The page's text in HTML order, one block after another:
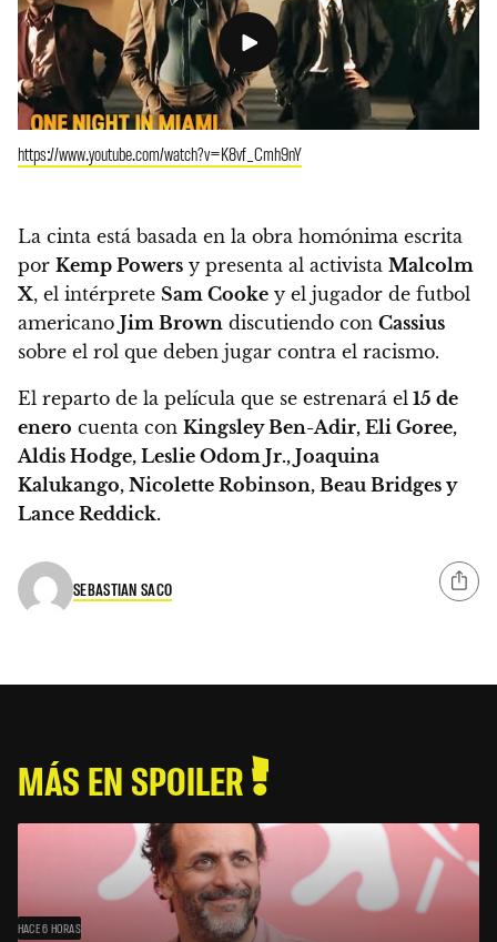
https://www.youtube.com/watch?v=K8vf_Cmh9nY
La cinta está basada en la obra homónima escrita
por Kemp Powers y presenta al activista Malcolm
X, el intérprete Sam Cooke y el jugador de futbol
americano Jim Brown discutiendo con Cassius
sobre el rol que deben jugar contra el racismo.
El reparto de la película que se estrenará el 15 de
enero cuenta con Kingsley Ben-Adir, Eli Goree,
Aldis Hodge, Leslie Odom Jr., Joaquina
Kalukango, Nicolette Robinson, Beau Bridges y
Lance Reddick.
SEBASTIAN SACO
MÁS EN SPOILER
HACE 6 HORAS